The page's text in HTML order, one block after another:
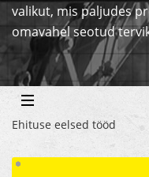
valikut, mis paljudes
omavahel seotud
Külgpaani
navigatsioon
Menüü
Ehituse eelsed tööd